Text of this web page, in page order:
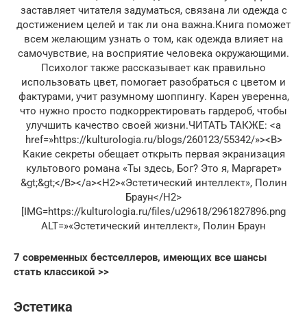
заставляет читателя задуматься, связана ли одежда с
достижением целей и так ли она важна.Книга поможет
всем желающим узнать о том, как одежда влияет на
самочувствие, на восприятие человека окружающими.
Психолог также рассказывает как правильно
использовать цвет, помогает разобраться с цветом и
фактурами, учит разумному шоппингу. Карен уверенна,
что нужно просто подкорректировать гардероб, чтобы
улучшить качество своей жизни.ЧИТАТЬ ТАКЖЕ: <a
href=»https://kulturologia.ru/blogs/260123/55342/»><B>
Какие секреты обещает открыть первая экранизация
культового романа «Ты здесь, Бог? Это я, Маргарет»
&gt;&gt;</B></a><H2>«Эстетический интеллект», Полин
Браун</H2>
[IMG=https://kulturologia.ru/files/u29618/2961827896.png
ALT=»«Эстетический интеллект», Полин Браун
7 современных бестселлеров, имеющих все шансы
стать классикой >>
Эстетика